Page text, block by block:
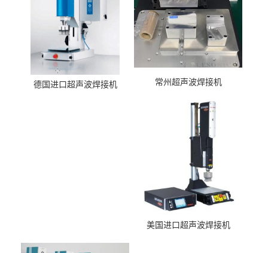
德国进口超声波焊接机 常州超声波焊接机
美国进口超声波焊接机